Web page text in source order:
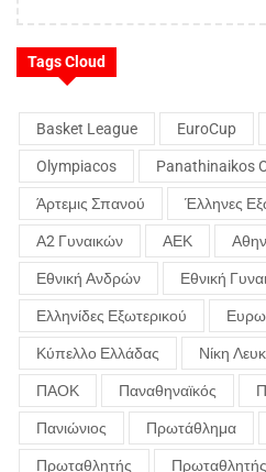
Tags Cloud
Basket League EuroCup
Olympiacos Panathinaikos
Άρτεμις Σπανού Έλληνες
Α2 Γυναικών ΑΕΚ
Εθνική Ανδρών Εθνική
Ελληνίδες Εξωτερικού
Κύπελλο Ελλάδας Νίκη
ΠΑΟΚ Παναθηναϊκός
Πανιώνιος Πρωτάθλημα
Πρωταθλητής